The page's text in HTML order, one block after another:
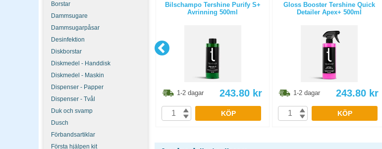
Borstar
Dammsugare
Dammsugarpåsar
Desinfektion
Diskborstar
Diskmedel - Handdisk
Diskmedel - Maskin
Dispenser - Papper
Dispenser - Tvål
Duk och svamp
Dusch
Förbandsartiklar
Första hjälpen kit
Kallavfettning Tershine Dissolve
Bilschampo Tershine Purify S+
Avrinning 500ml
1-2 dagar 243.80 kr
KÖP
Gloss Booster Tershine Quick
Detailer Apex+ 500ml
1-2 dagar 243.80 kr
KÖP